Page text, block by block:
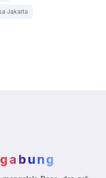
Jakarta